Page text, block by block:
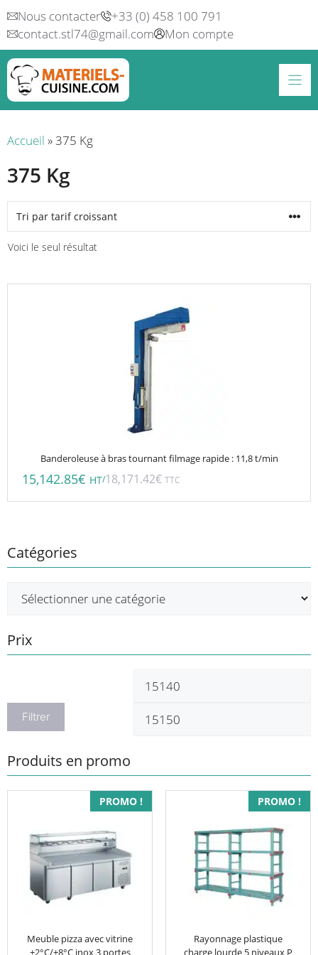
Aller
au
contenu
Nous contacter
+33 (0) 458 100 791
contact.stl74@gmail.com
Mon compte
Accueil » 375 Kg
375 Kg
Voici le seul résultat
Banderoleuse à bras tournant filmage rapide : 11,8 t/min
15,142.85€ HT/18,171.42€ TTC
Catégories
Prix
Prix
Filtrer
Produits en promo
PROMO !
Meuble pizza avec vitrine
PROMO !
Rayonnage plastique
plusieurs
variations.